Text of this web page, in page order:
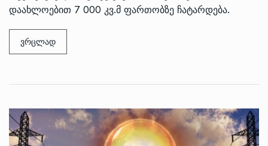
დაახლოებით 7 000 კვ.მ ფართობზე ჩატარდება.
ვრცლად